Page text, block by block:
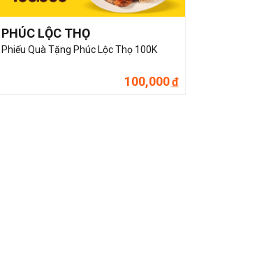
PHÚC LỘC THỌ
Phiếu Quà Tặng Phúc Lộc Thọ 100K
100,000đ